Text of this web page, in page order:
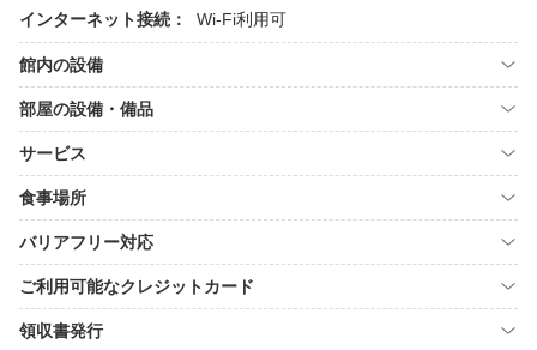
インターネット接続： Wi-Fi利用可
館内の設備
部屋の設備・備品
サービス
食事場所
バリアフリー対応
ご利用可能なクレジットカード
領収書発行